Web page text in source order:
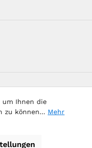
um Ihnen die
zu können... Mehr